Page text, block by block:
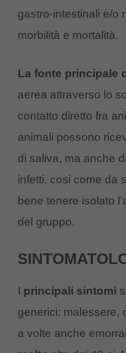
gastro-intestinali e/o
morbilità e mortalità.
La fonte principale
aerea attraverso lo
contatto diretto fra
animali possono
di saliva, ma anche
infetti, cosi come da
bene tenere isolato
del gruppo.
I principali sintomi
generici: malessere,
a volte anche